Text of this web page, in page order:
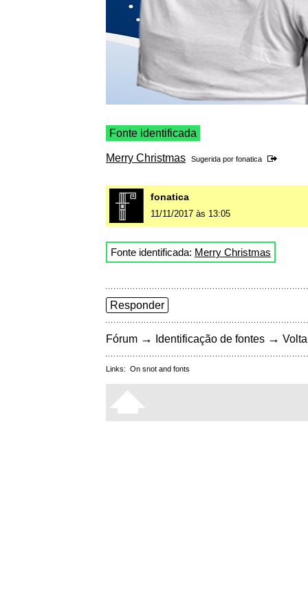
Fonte identificada
Merry Christmas Sugerida por fonatica
fonatica
11/11/2017 às 13:05
Fonte identificada: Merry Christmas
Responder
Fórum → Identificação de fontes →
Links: On snot and fonts